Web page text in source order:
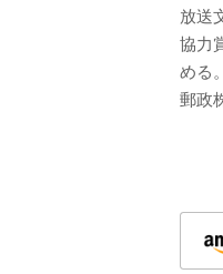
放送
協力
める
郵政